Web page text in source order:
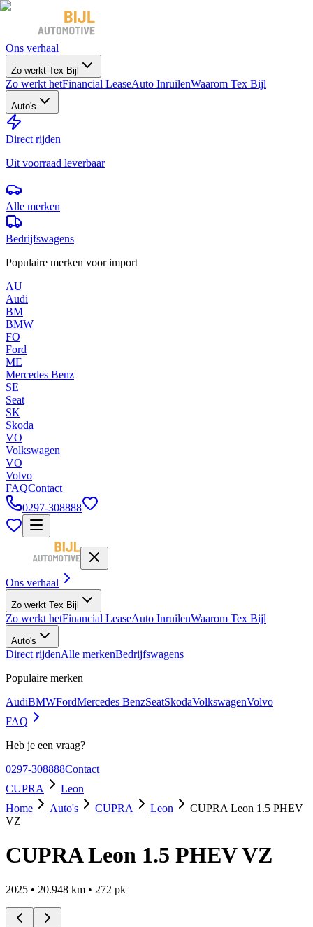
Ons verhaal
Zo werkt Tex Bijl
Zo werkt hetFinancial LeaseAuto InruilenWaarom Tex Bijl
Auto's
Direct rijden
Uit voorraad leverbaar
Alle merken
Bedrijfswagens
Populaire merken voor import
AU
Audi
BM
BMW
FO
Ford
ME
Mercedes Benz
SE
Seat
SK
Skoda
VO
Volkswagen
VO
Volvo
FAQContact
0297-308888
Ons verhaal
Zo werkt Tex Bijl
Zo werkt hetFinancial LeaseAuto InruilenWaarom Tex Bijl
Auto's
Direct rijdenAlle merkenBedrijfswagens
Populaire merken
AudiBMWFordMercedes BenzSeatSkodaVolkswagenVolvo
FAQ
Heb je een vraag?
0297-308888Contact
CUPRA
Leon
Home
Auto's CUPRA Leon
CUPRA Leon 1.5 PHEV
VZ
CUPRA Leon 1.5 PHEV VZ
2025 • 20.948 km • 272 pk